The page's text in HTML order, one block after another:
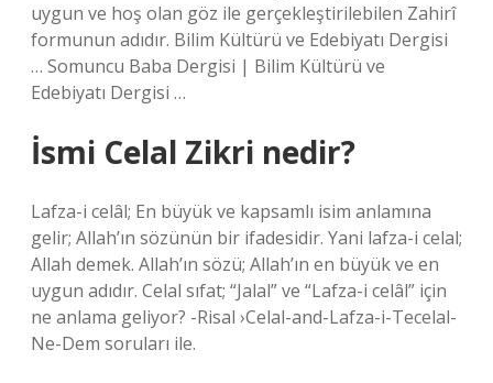
uygun ve hoş olan göz ile gerçekleştirilebilen Zahirî
formunun adıdır. Bilim Kültürü ve Edebiyatı Dergisi
… Somuncu Baba Dergisi | Bilim Kültürü ve
Edebiyatı Dergisi …
İsmi Celal Zikri nedir?
Lafza-i celâl; En büyük ve kapsamlı isim anlamına
gelir; Allah’ın sözünün bir ifadesidir. Yani lafza-i celal;
Allah demek. Allah’ın sözü; Allah’ın en büyük ve en
uygun adıdır. Celal sıfat; “Jalal” ve “Lafza-i celâl” için
ne anlama geliyor? -Risal ›Celal-and-Lafza-i-Tecelal-
Ne-Dem soruları ile.